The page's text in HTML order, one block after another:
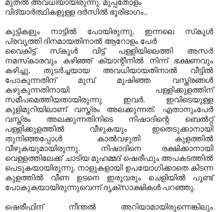
മുതല്‍ അവധിയായിരുന്നു. മുപ്പതോളം
വിദ്യാര്‍ത്ഥികളുള്ള ദര്‍സില്‍ ഭൂരിഭാഗം..
കുട്ടികളും നാട്ടില്‍ പോയിരുന്നു. ഇന്നലെ സ്‌കൂള്‍
പ്രവൃത്തി ദിനമായതിനാല്‍ ആറോളം പേര്‍
വൈകിട്ട് സ്‌കൂള്‍ വിട്ട് പള്ളിയിലെത്തി അസര്‍
നമസ്‌കാരവും കഴിഞ്ഞ് ക്യാന്റീനില്‍ നിന്ന് ഭക്ഷണവും
കഴിച്ചു. തുടര്‍ച്ചയായ അവധിയായതിനാല്‍ വീട്ടില്‍
പോകുന്നതിന് മുമ്പ് മുഷിഞ്ഞ വസ്ത്രങ്ങള്‍
കഴുകുന്നതിനായി പള്ളിക്കുളത്തിന്
സമീപമെത്തിയതായിരുന്നു ഇവര്‍. ഇവിടെയുള്ള
കുളിമുറിയിലാണ് വസ്ത്രം അലക്കുന്നത്. എതാനുംപേര്‍
വസ്ത്രം അലക്കുന്നതിനിടെ നിഷാദിന്റെ ബെല്‍റ്റ്
പള്ളിക്കുളത്തില്‍ വീഴുകയും ഇതെടുക്കാനായി
തുനിഞ്ഞപ്പോള്‍ കാല്‍വഴുതി കുളത്തില്‍
വീഴുകയുമായിരുന്നു. നിഷാദിനെ രക്ഷിക്കാനായി
വെള്ളത്തിലേക്ക് ചാടിയ മുഹമ്മദ് ഷെരീഫും അപകടത്തില്‍
പെടുകയായിരുന്നു. നാളുകളായി ഉപയോഗിക്കാതെ കിടന്ന
കുളത്തില്‍ വീണ ഉടനെ ഇരുവരും ചെളിയില്‍ പൂണ്ട്
പോകുകയായിരുന്നുവെന്ന് ദൃക്‌സാക്ഷികള്‍ പറഞ്ഞു.
ഷെരീഫിന് നീന്തല്‍ അറിയാമായിരുന്നെങ്കിലും